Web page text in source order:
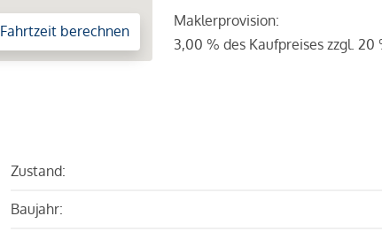
Fahrtzeit berechnen
Maklerprovision:
3,00 % des Kaufpreises zzgl. 20
Zustand:
Baujahr: